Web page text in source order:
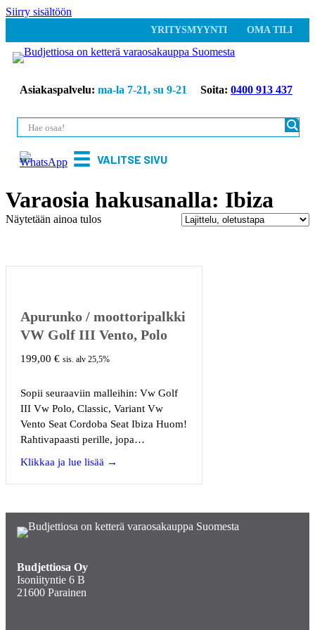
Siirry sisältöön
YRITYSMYYNTI OMA TILI
Asiakaspalvelu: ma-la 7-21, su 9-21 Soita: 0400 913 437
VALITSE SIVU
Varaosia hakusanalla: Ibiza
Näytetään ainoa tulos
Apurunko / moottoripalkki
VW Golf III Vento, Polo
199,00 € sis. alv 25,5%
Sopii seuraaviin malleihin: Vw Golf
III Vw Polo, Classic, Variant Vw
Vento Seat Cordoba Seat Ibiza Huom!
Rahtivapaasti perille, jopa…
Klikkaa ja lue lisää →
Budjettiosa Oy
Isoniityntie 6 B
21600 Parainen